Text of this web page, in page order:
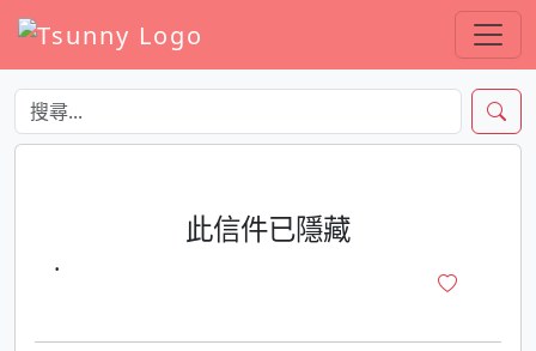
此信件已隱藏
·